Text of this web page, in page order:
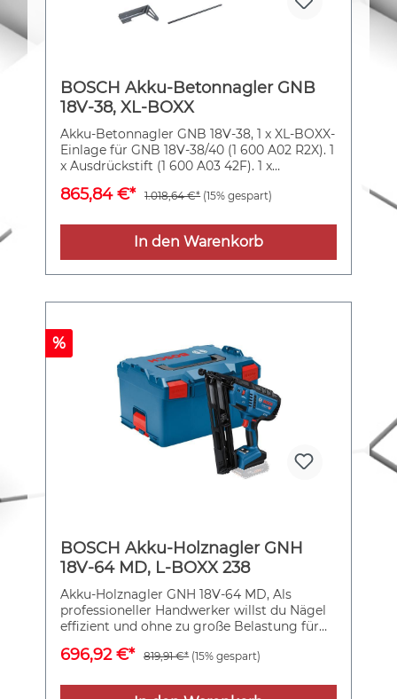
BOSCH Akku-Betonnagler GNB
18V-38, XL-BOXX
Akku-Betonnagler GNB 18V-38, 1 x XL-BOXX-
Einlage für GNB 18V-38/40 (1 600 A02 R2X). 1
x Ausdrückstift (1 600 A03 42F). 1 x
865,84 €* 1.018,64 €* (15% gespart)
In den Warenkorb
%
BOSCH Akku-Holznagler GNH
18V-64 MD, L-BOXX 238
Akku-Holznagler GNH 18V-64 MD, Als
professioneller Handwerker willst du Nägel
effizient und ohne zu große Belastung für
leistungsstarken, bürstenlosen GNH 18V-64
Rückschlag entwickelt, der dein Handgelenk
696,92 €* 819,91 €* (15% gespart)